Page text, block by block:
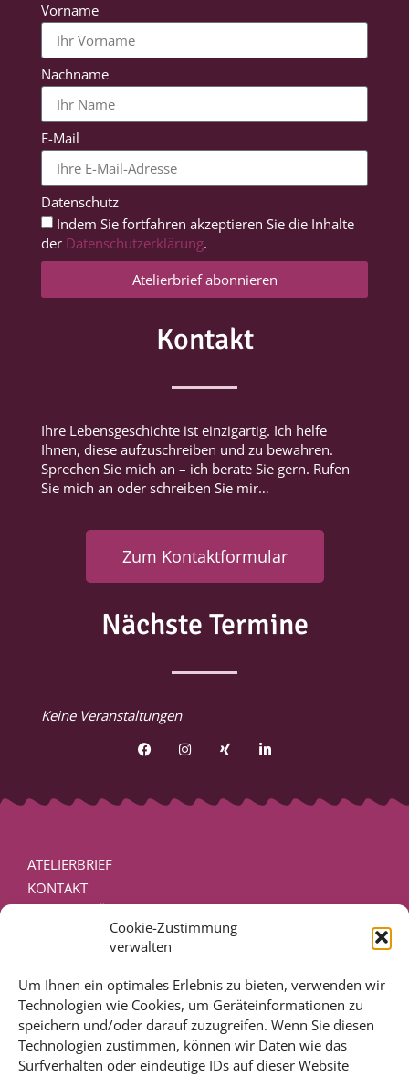
Cookie-Zustimmung
verwalten
Um Ihnen ein optimales Erlebnis zu bieten, verwenden wir
Technologien wie Cookies, um Geräteinformationen zu
speichern und/oder darauf zuzugreifen. Wenn Sie diesen
Technologien zustimmen, können wir Daten wie das
Surfverhalten oder eindeutige IDs auf dieser Website
Vorname
Nachname
E-Mail
Datenschutz
Indem Sie fortfahren akzeptieren Sie die Inhalte
der Datenschutzerklärung.
Atelierbrief abonnieren
Kontakt
Ihre Lebensgeschichte ist einzigartig. Ich helfe
Ihnen, diese aufzuschreiben und zu bewahren.
Sprechen Sie mich an – ich berate Sie gern. Rufen
Sie mich an oder schreiben Sie mir…
Zum Kontaktformular
Nächste Termine
Keine Veranstaltungen
ATELIERBRIEF
KONTAKT
DISCLAIMER – RECHTLICHE HINWEISE
DATENSCHUTZ
COOKIE-RICHTLINIE (EU)
BIOGRAFIESERVICE
SCHREIBCOACHING